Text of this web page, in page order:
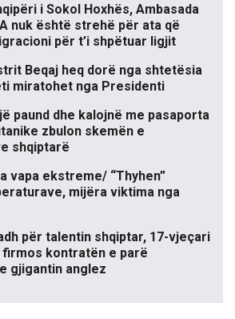
i Sokol Hoxhës, Ambasada
nuk është strehë për ata që
për t’i shpëtuar ligjit
Beqaj heq dorë nga shtetësia
miratohet nga Presidenti
paund dhe kalojnë me pasaporta
zbulon skemën e
shqiptarë
vapa ekstreme/ “Thyhen”
mijëra viktima nga
për talentin shqiptar, 17-vjeçari
kontratën e parë
gjigantin anglez